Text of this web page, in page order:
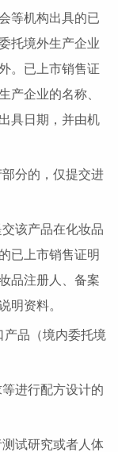
等机构出具的已
托境外生产企业
。已上市销售证
产企业的名称、
具日期，并由机
分的，仅提交进
该产品在化妆品
已上市销售证明
品注册人、备案
明资料。
产品（境内委托境
进行配方设计的
试研究或者人体